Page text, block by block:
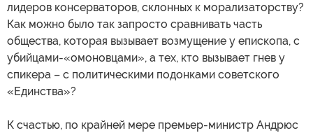
лидеров консерваторов, склонных к морализаторству?
Как можно было так запросто сравнивать часть
общества, которая вызывает возмущение у епископа, с
убийцами-«омоновцами», а тех, кто вызывает гнев у
спикера – с политическими подонками советского
«Единства»?
К счастью, по крайней мере премьер-министр Андрюс